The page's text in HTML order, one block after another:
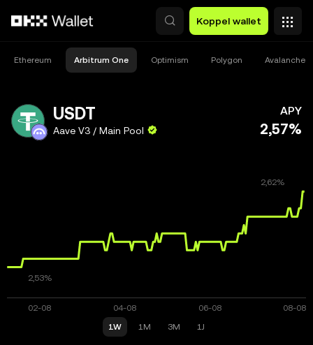
Koppel wallet
Ethereum Arbitrum One Optimism Polygon Avalanche C
USDT
Aave V3 / Main Pool
APY
2,57%
1W 1M 3M 1J